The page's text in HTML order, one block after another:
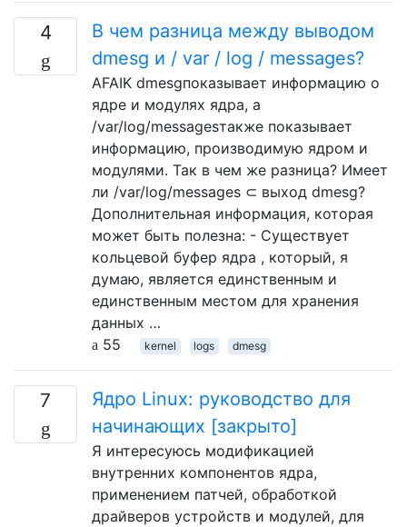
4
В чем разница между выводом
dmesg и / var / log / messages?
AFAIK dmesgпоказывает информацию о
ядре и модулях ядра, а
/var/log/messagesтакже показывает
информацию, производимую ядром и
модулями. Так в чем же разница? Имеет
ли /var/log/messages ⊂ выход dmesg?
Дополнительная информация, которая
может быть полезна: - Существует
кольцевой буфер ядра , который, я
думаю, является единственным и
единственным местом для хранения
данных …
55
kernel logs dmesg
7
Ядро Linux: руководство для
начинающих [закрыто]
Я интересуюсь модификацией
внутренних компонентов ядра,
применением патчей, обработкой
драйверов устройств и модулей, для